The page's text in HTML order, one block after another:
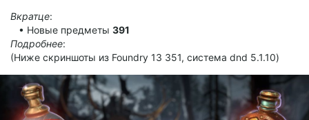
Вкратце:
• Новые предметы 391
Подробнее:
(Ниже скриншоты из Foundry 13 351, система dnd 5.1.10)